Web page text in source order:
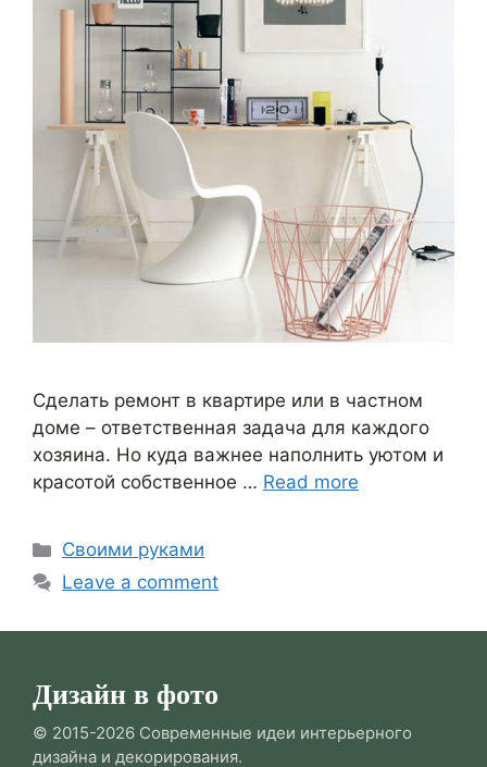
Сделать ремонт в квартире или в частном
доме – ответственная задача для каждого
хозяина. Но куда важнее наполнить уютом и
красотой собственное … Read more
Categories
Своими руками
Leave a comment
Дизайн в фото
© 2015-2026 Современные идеи интерьерного
дизайна и декорирования.